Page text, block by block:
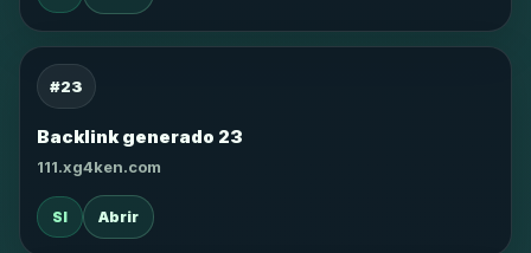
#23
Backlink generado 23
111.xg4ken.com
SI Abrir